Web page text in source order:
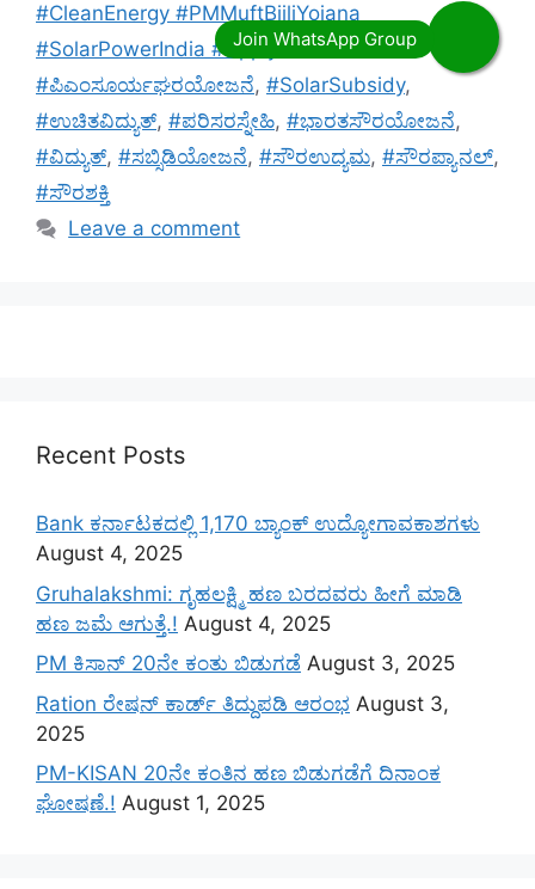
#CleanEnergy #PMMuftBijliYojana
#SolarPowerIndia #ApplySolarScheme
#ಪಿಎಂಸೂರ್ಯಘರಯೋಜನೆ, #SolarSubsidy,
#ಉಚಿತವಿದ್ಯುತ್, #ಪರಿಸರಸ್ನೇಹಿ, #ಭಾರತಸೌರಯೋಜನೆ,
#ವಿದ್ಯುತ್, #ಸಬ್ಸಿಡಿಯೋಜನೆ, #ಸೌರಉದ್ಯಮ, #ಸೌರಪ್ಯಾನಲ್,
#ಸೌರಶಕ್ತಿ
Leave a comment
Recent Posts
Bank ಕರ್ನಾಟಕದಲ್ಲಿ 1,170 ಬ್ಯಾಂಕ್ ಉದ್ಯೋಗಾವಕಾಶಗಳು
August 4, 2025
Gruhalakshmi: ಗೃಹಲಕ್ಷ್ಮಿ ಹಣ ಬರದವರು ಹೀಗೆ ಮಾಡಿ
ಹಣ ಜಮೆ‌ ಆಗುತ್ತೆ.! August 4, 2025
PM ಕಿಸಾನ್ 20ನೇ ಕಂತು ಬಿಡುಗಡೆ August 3, 2025
Ration ರೇಷನ್ ಕಾರ್ಡ್ ತಿದ್ದುಪಡಿ ಆರಂಭ August 3,
2025
PM-KISAN 20ನೇ ಕಂತಿನ ಹಣ ಬಿಡುಗಡೆಗೆ ದಿನಾಂಕ
ಘೋಷಣೆ.! August 1, 2025